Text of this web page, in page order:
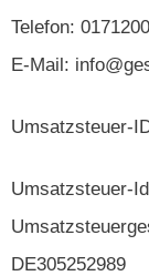
Telefon:
E-Mail:
Umsatzsteuer-
Umsatzsteuer-
DE305252989